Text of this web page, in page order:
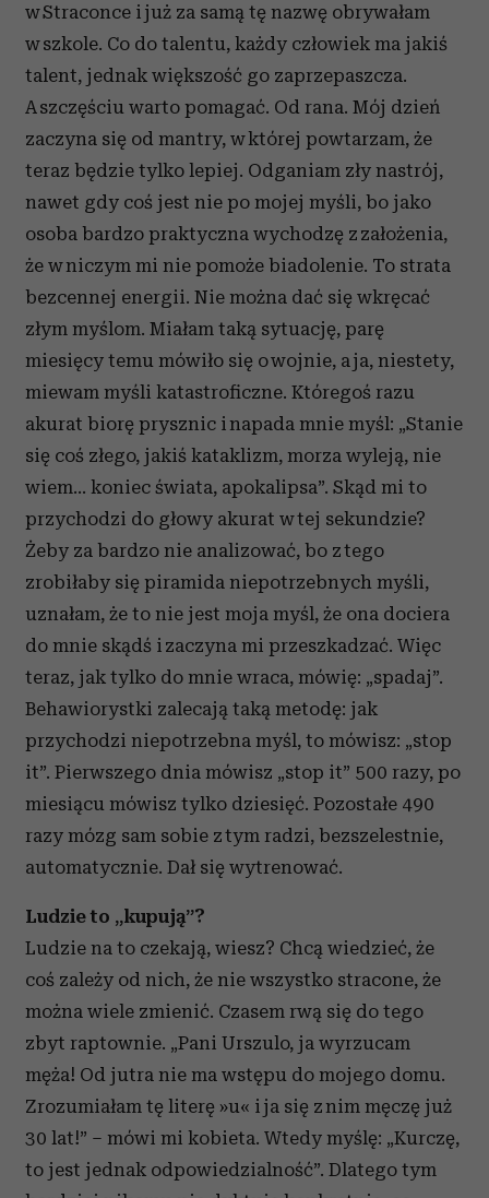
w Straconce i już za samą tę nazwę obrywałam
w szkole. Co do talentu, każdy człowiek ma jakiś
talent, jednak większość go zaprzepaszcza.
A szczęściu warto pomagać. Od rana. Mój dzień
zaczyna się od mantry, w której powtarzam, że
teraz będzie tylko lepiej. Odganiam zły nastrój,
nawet gdy coś jest nie po mojej myśli, bo jako
osoba bardzo praktyczna wychodzę z założenia,
że w niczym mi nie pomoże biadolenie. To strata
bezcennej energii. Nie można dać się wkręcać
złym myślom. Miałam taką sytuację, parę
miesięcy temu mówiło się o wojnie, a ja, niestety,
miewam myśli katastroficzne. Któregoś razu
akurat biorę prysznic i napada mnie myśl: „Stanie
się coś złego, jakiś kataklizm, morza wyleją, nie
wiem... koniec świata, apokalipsa”. Skąd mi to
przychodzi do głowy akurat w tej sekundzie?
Żeby za bardzo nie analizować, bo z tego
zrobiłaby się piramida niepotrzebnych myśli,
uznałam, że to nie jest moja myśl, że ona dociera
do mnie skądś i zaczyna mi przeszkadzać. Więc
teraz, jak tylko do mnie wraca, mówię: „spadaj”.
Behawiorystki zalecają taką metodę: jak
przychodzi niepotrzebna myśl, to mówisz: „stop
it”. Pierwszego dnia mówisz „stop it” 500 razy, po
miesiącu mówisz tylko dziesięć. Pozostałe 490
razy mózg sam sobie z tym radzi, bezszelestnie,
automatycznie. Dał się wytrenować.
Ludzie to „kupują”?
Ludzie na to czekają, wiesz? Chcą wiedzieć, że
coś zależy od nich, że nie wszystko stracone, że
można wiele zmienić. Czasem rwą się do tego
zbyt raptownie. „Pani Urszulo, ja wyrzucam
męża! Od jutra nie ma wstępu do mojego domu.
Zrozumiałam tę literę »u« i ja się z nim męczę już
30 lat!” – mówi mi kobieta. Wtedy myślę: „Kurczę,
to jest jednak odpowiedzialność”. Dlatego tym